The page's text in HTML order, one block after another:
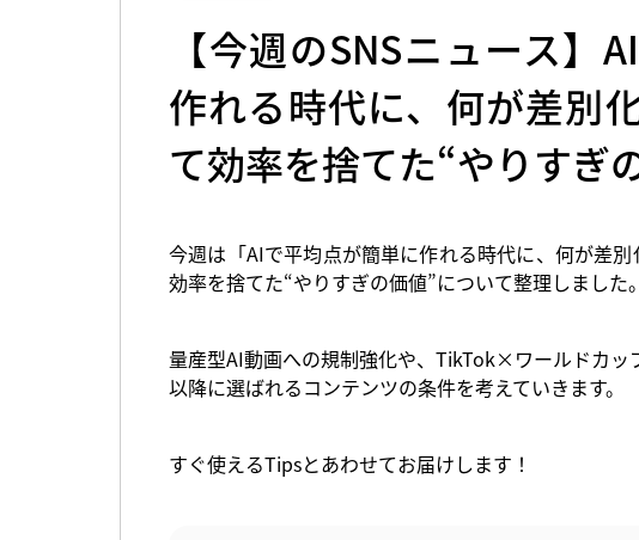
【今週のSNSニュース】
作れる時代に、何が差別
て効率を捨てた“やりすぎ
今週は「AIで平均点が簡単に作れる時代に、何が差
効率を捨てた“やりすぎの価値”について整理しました。
量産型AI動画への規制強化や、TikTok×ワールドカッ
以降に選ばれるコンテンツの条件を考えていきます。
すぐ使えるTipsとあわせてお届けします！